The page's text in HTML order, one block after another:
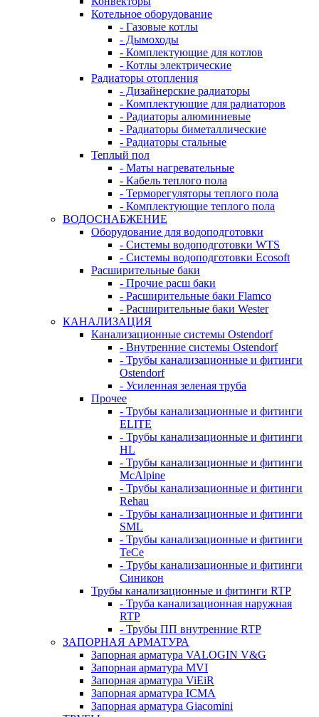
Котельное оборудование
- Газовые котлы
- Дымоходы
- Комплектующие для котлов
- Котлы электрические
Радиаторы отопления
- Дизайнерские радиаторы
- Комплектующие для радиаторов
- Радиаторы алюминиевые
- Радиаторы биметаллические
- Радиаторы стальные
Теплый пол
- Маты нагревательные
- Кабель теплого пола
- Терморегуляторы теплого пола
- Комплектующие теплого пола
ВОДОСНАБЖЕНИЕ
Оборудование для водоподготовки
- Системы водоподготовки WTS
- Системы водоподготовки Ecosoft
Расширительные баки
- Прочие расш баки
- Расширительные баки Flamco
- Расширительные баки Wester
КАНАЛИЗАЦИЯ
Канализационные системы Ostendorf
- Внутренние системы Ostendorf
- Трубы канализационные и фитинги
Ostendorf
- Усиленная зеленая труба
Прочее
- Трубы канализационные и фитинги
ELITE
- Трубы канализационные и фитинги
HL
- Трубы канализационные и фитинги
McAlpine
- Трубы канализационные и фитинги
Rehau
- Трубы канализационные и фитинги
SML
- Трубы канализационные и фитинги
TeCe
- Трубы канализационные и фитинги
Синикон
Трубы канализационные и фитинги RTP
- Труба канализационная наружная
RTP
- Трубы ПП внутренние RTP
ЗАПОРНАЯ АРМАТУРА
Запорная арматура VALOGIN V&G
Запорная арматура MVI
Запорная арматура ViEiR
Запорная арматура ICMA
Запорная арматура Giacomini